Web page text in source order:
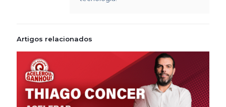
Artigos relacionados